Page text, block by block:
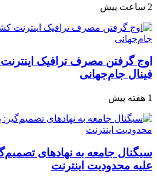
2 ساعت پیش
اوج گرفتن مصرف ترافیک
فینال جام‌جهانی
1 هفته پیش
سیگنال جامعه به نهادهای
علیه محدودیت اینترنت